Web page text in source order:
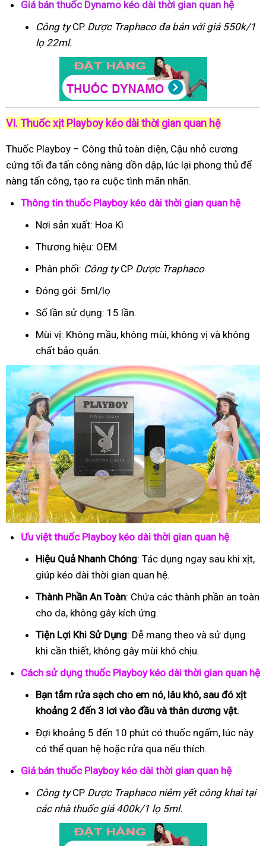
Giá bán thuốc Dynamo kéo dài thời gian quan hệ
Công tyCP Dược Traphacođa bán với giá 550k/1
lọ 22ml.
VI. Thuốc xịt Playboy kéo dài thời gian quan hệ
Thuốc Playboy – Công thủ toàn diện, Cậu nhỏ cương
cứng tối đa tấn công nàng dồn dập, lúc lại phong thủ để
nàng tấn công, tạo ra cuộc tình mãn nhãn.
Thông tin thuốc Playboy kéo dài thời gian quan hệ
Nơi sản xuất: Hoa Kì
Thương hiệu: OEM.
Phân phối: Công tyCP Dược Traphaco
Đóng gói: 5ml/lọ
Số lần sử dụng: 15 lần.
Mùi vị: Không mầu, không mùi, không vị và không
chất bảo quản.
Ưu việt thuốc Playboy kéo dài thời gian quan hệ
Hiệu Quả Nhanh Chóng: Tác dụng ngay sau khi xịt,
giúp kéo dài thời gian quan hệ.
Thành Phần An Toàn: Chứa các thành phần an toàn
cho da, không gây kích ứng.
Tiện Lợi Khi Sử Dụng: Dễ mang theo và sử dụng
khi cần thiết, không gây mùi khó chịu.
Cách sử dụng thuốc Playboy kéo dài thời gian quan hệ
Bạn tắm rửa sạch cho em nó, lâu khô, sau đó xịt
khoảng 2 đến 3 lơi vào đầu và thân dương vật.
Đợi khoảng 5 đến 10 phút có thuốc ngấm, lúc này
có thể quan hệ hoặc rửa qua nếu thích.
Giá bán thuốc Playboy kéo dài thời gian quan hệ
Công tyCP Dược Traphaconiêm yết công khai tại
các nhà thuốc giá 400k/1 lọ 5ml.